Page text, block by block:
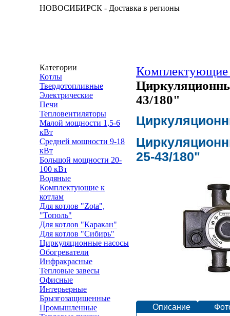
НОВОСИБИРСК - Доставка в регионы
Категории
Котлы
Твердотопливные
Электрические
Печи
Тепловентиляторы
Малой мощности 1,5-6
кВт
Средней мощности 9-18
кВт
Большой мощности 20-
100 кВт
Водяные
Комплектующие к
котлам
Для котлов "Zota",
"Тополь"
Для котлов "Каракан"
Для котлов "Сибирь"
Циркуляционные насосы
Обогреватели
Инфракрасные
Тепловые завесы
Офисные
Интерьерные
Брызгозащищенные
Промышленные
Комплектующие
43/180"
25-43/180"
Описание